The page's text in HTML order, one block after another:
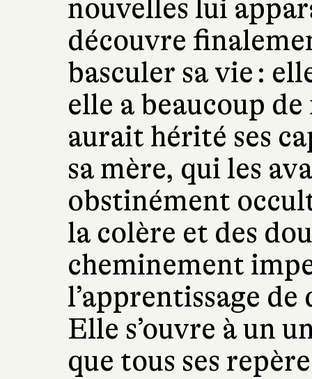
nouvelles lui
découvre
basculer sa vie :
elle a beaucoup
aurait hérité ses
sa mère, qui les
obstinément
la colère et des
cheminement
l’apprentissage
Elle s’ouvre à un
que tous ses